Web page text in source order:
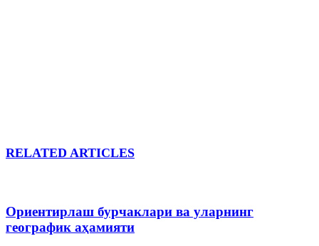
RELATED ARTICLES
Ориентирлаш бурчаклари ва уларнинг
географик аҳамияти